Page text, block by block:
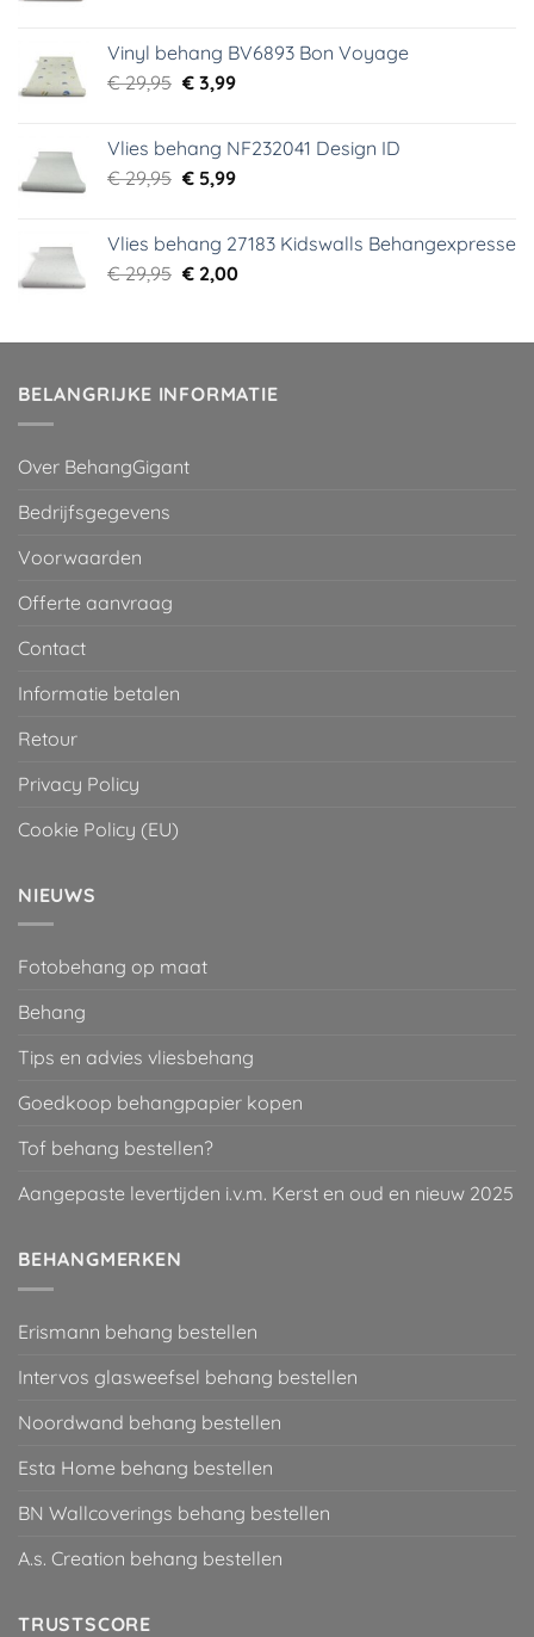
€ 44,95.€ 6,99.
Vinyl behang BV6893 Bon Voyage
€29,95 Oorspronkelijke
€ 29,95.
€3,99Huidige
€ 3,99.
Vlies behang NF232041 Design ID
€29,95 Oorspronkelijke
€ 29,95.
€5,99Huidige
€ 5,99.
Vlies behang 27183 Kidswalls Behangexpresse
€29,95 Oorspronkelijke
€ 29,95.
€2,00Huidige
€ 2,00.
BELANGRIJKE INFORMATIE
Over BehangGigant
Bedrijfsgegevens
Voorwaarden
Offerte aanvraag
Contact
Informatie betalen
Retour
Privacy Policy
Cookie Policy (EU)
NIEUWS
Fotobehang op maat
Behang
Tips en advies vliesbehang
Goedkoop behangpapier kopen
Tof behang bestellen?
Aangepaste levertijden i.v.m. Kerst en oud en nieuw 2025
BEHANGMERKEN
Erismann behang bestellen
Intervos glasweefsel behang bestellen
Noordwand behang bestellen
Esta Home behang bestellen
BN Wallcoverings behang bestellen
A.s. Creation behang bestellen
TRUSTSCORE